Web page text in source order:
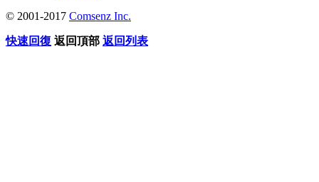
© 2001-2017 Comsenz Inc.
快速回復 返回頂部 返回列表